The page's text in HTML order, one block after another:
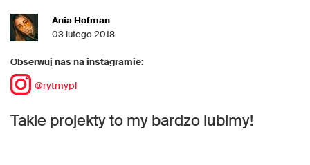
Ania Hofman
03 lutego 2018
Obserwuj nas na instagramie:
@rytmypl
Takie projekty to my bardzo lubimy!